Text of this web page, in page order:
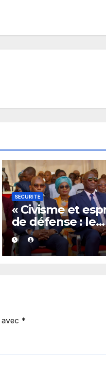
SECURITE
« Civisme et
de défense : le
ministre des
armées appelle
jeunesse à
*